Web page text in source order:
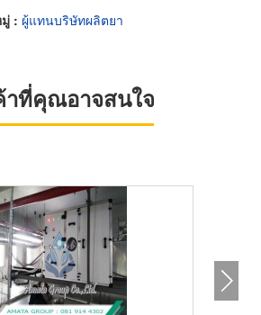
: ผู้แทนบริษัทผลิตยา
ที่คุณอาจสนใจ